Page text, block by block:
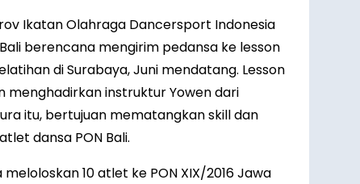
Ikatan Olahraga Dancersport Indonesia
berencana mengirim pedansa ke lesson
di Surabaya, Juni mendatang. Lesson
menghadirkan instruktur Yowen dari
itu, bertujuan mematangkan skill dan
dansa PON Bali.
meloloskan 10 atlet ke PON XIX/2016 Jawa